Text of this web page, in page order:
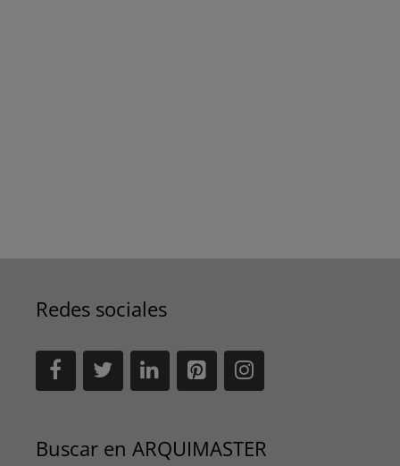
Redes sociales
Buscar en ARQUIMASTER